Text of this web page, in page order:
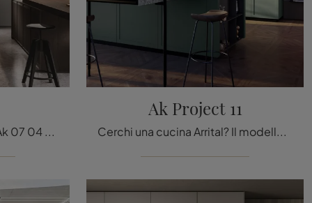
Scopri di più sul modello Ak 07 04 di Arrital: arreda la zona cucina con la soluzione in legno che fa al caso tuo.
Ak Project 11
Cerchi una cucina Arrital? Il modello Ak Project 11 in laccato opaco ti attende nel nostro negozio di Cucine Design con isola.